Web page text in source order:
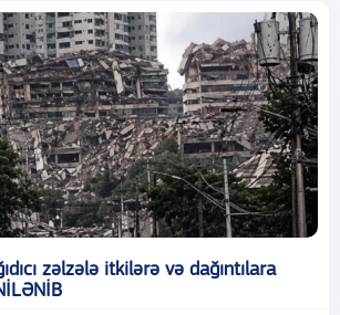
zəlzələ itkilərə və dağıntılara